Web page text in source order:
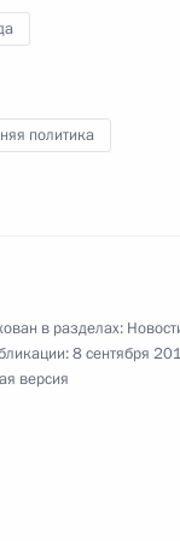
Ёсихико Нодой
Йинглак
политика
в разделах:
8 сентября
версия